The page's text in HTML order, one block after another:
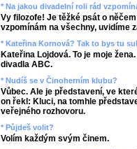
* Na jakou divadelní roli rád
Vy filozofe! Je těžké psát o
vzpomínám na všechny, uvidíme
* Kateřina Kornová? Tak to bys tu
Kateřina Lojdová. To je moje
divadla ABC.
* Nudíš se v Činoherním klubu?
Vůbec. Ale je představení, ve
on řekl: Kluci, na tomhle
veřejného rozhovoru.
* Půjdeš volit?
Volím každým svým činem.